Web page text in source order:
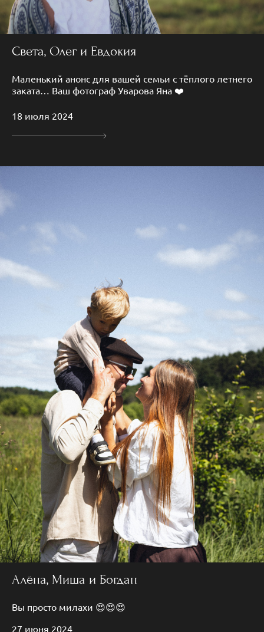
Света, Олег и Евдокия
Маленький анонс для вашей семьи с тёплого летнего
заката… Ваш фотограф Уварова Яна ❤️
18 июля 2024
Алёна, Миша и Богдан
Вы просто милахи 😍😍😍
27 июня 2024